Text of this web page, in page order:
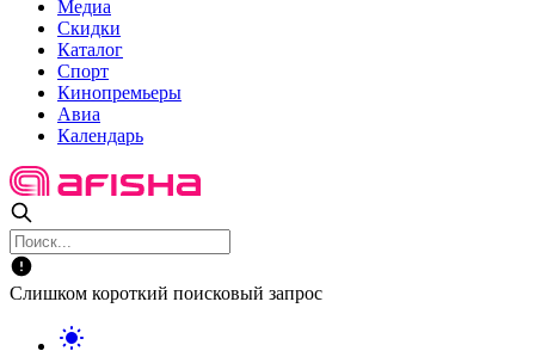
Медиа
Скидки
Каталог
Спорт
Кинопремьеры
Авиа
Календарь
Слишком короткий поисковый запрос